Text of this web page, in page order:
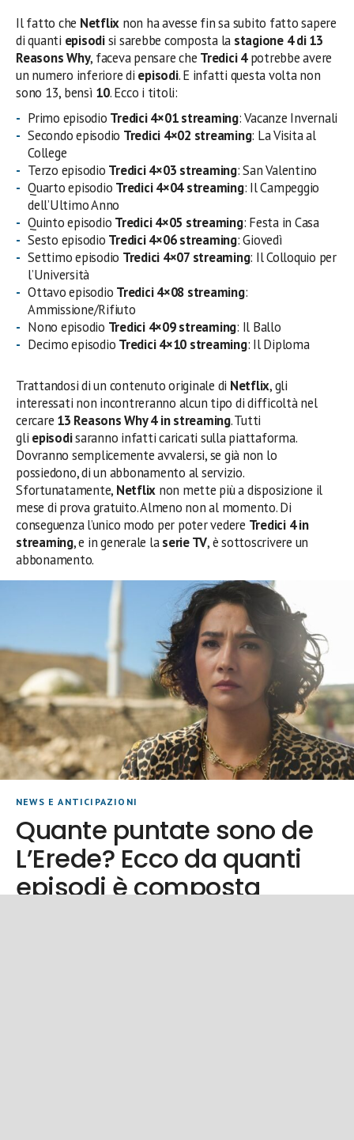
Il fatto che Netflix non ha avesse fin sa subito fatto sapere
di quanti episodisi sarebbe composta la stagione 4 di 13
Reasons Why, faceva pensare che Tredici 4potrebbe avere
un numero inferiore di episodi. E infatti questa volta non
sono 13, bensì 10. Ecco i titoli:
Primo episodio Tredici 4×01 streaming: Vacanze Invernali
Secondo episodio Tredici 4×02 streaming: La Visita al
College
Terzo episodio Tredici 4×03 streaming: San Valentino
Quarto episodio Tredici 4×04 streaming: Il Campeggio
dell’Ultimo Anno
Quinto episodio Tredici 4×05 streaming: Festa in Casa
Sesto episodio Tredici 4×06 streaming: Giovedì
Settimo episodio Tredici 4×07 streaming: Il Colloquio per
l’Università
Ottavo episodio Tredici 4×08 streaming:
Ammissione/Rifiuto
Nono episodio Tredici 4×09 streaming: Il Ballo
Decimo episodio Tredici 4×10 streaming: Il Diploma
Trattandosi di un contenuto originale di Netflix, gli
interessati non incontreranno alcun tipo di difficoltà nel
cercare 13 Reasons Why 4 in streaming. Tutti
gli episodisaranno infatti caricati sulla piattaforma.
Dovranno semplicemente avvalersi, se già non lo
possiedono, di un abbonamento al servizio.
Sfortunatamente, Netflix non mette più a disposizione il
mese di prova gratuito. Almeno non al momento. Di
conseguenza l’unico modo per poter vedere Tredici 4 in
streaming, e in generale laserie TV, è sottoscrivere un
abbonamento.
NEWS E ANTICIPAZIONI
Quante puntate sono de
L’Erede? Ecco da quanti
episodi è composta